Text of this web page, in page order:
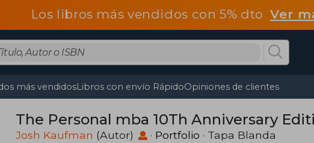
Los libros más vendidos con 5% dtoVer
más vendidosLibros con envío RápidoOpiniones de clientes
The Personal mba 10Th Anniversary
Josh Kaufman (Autor) · Portfolio · Tapa Blanda